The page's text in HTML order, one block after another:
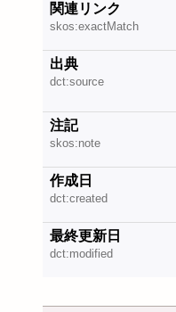
関連リンク
skos:exactMatch
出典
dct:source
注記
skos:note
作成日
dct:created
最終更新日
dct:modified